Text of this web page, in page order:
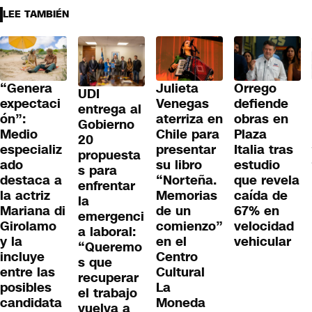
LEE TAMBIÉN
“Genera
expectaci
ón”:
Medio
especializ
ado
destaca a
la actriz
Mariana di
Girolamo
y la
incluye
entre las
posibles
candidata
UDI
entrega al
Gobierno
20
propuesta
s para
enfrentar
la
emergenci
a laboral:
“Queremo
s que
recuperar
el trabajo
Julieta
Venegas
aterriza en
Chile para
presentar
su libro
“Norteña.
Memorias
de un
comienzo”
en el
Centro
Cultural
La
Moneda
Orrego
defiende
obras en
Plaza
Italia tras
estudio
que revela
caída de
67% en
velocidad
vehicular